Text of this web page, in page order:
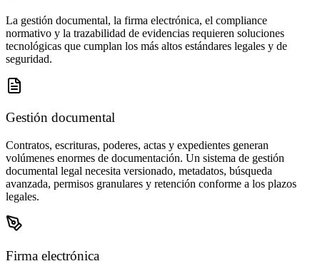
La gestión documental, la firma electrónica, el compliance
normativo y la trazabilidad de evidencias requieren soluciones
tecnológicas que cumplan los más altos estándares legales y de
seguridad.
Gestión documental
Contratos, escrituras, poderes, actas y expedientes generan
volúmenes enormes de documentación. Un sistema de gestión
documental legal necesita versionado, metadatos, búsqueda
avanzada, permisos granulares y retención conforme a los plazos
legales.
Firma electrónica